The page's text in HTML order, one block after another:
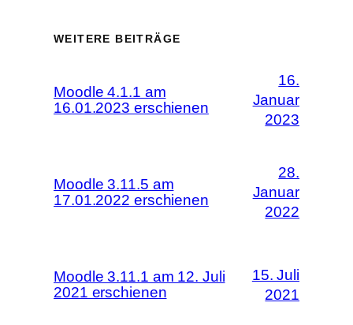
WEITERE BEITRÄGE
Moodle 4.1.1 am
16.01.2023 erschienen
16.
Januar
2023
Moodle 3.11.5 am
17.01.2022 erschienen
28.
Januar
2022
Moodle 3.11.1 am 12. Juli
2021 erschienen
15. Juli
2021